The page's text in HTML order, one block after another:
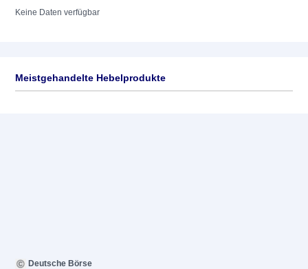
Keine Daten verfügbar
Meistgehandelte Hebelprodukte
Deutsche Börse